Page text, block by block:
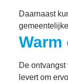
Daarnaast
De
levert om